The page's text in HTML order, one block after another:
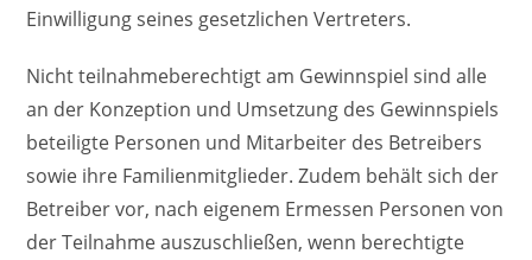
Einwilligung seines gesetzlichen Vertreters.
Nicht teilnahmeberechtigt am Gewinnspiel sind alle
an der Konzeption und Umsetzung des Gewinnspiels
beteiligte Personen und Mitarbeiter des Betreibers
sowie ihre Familienmitglieder. Zudem behält sich der
Betreiber vor, nach eigenem Ermessen Personen von
der Teilnahme auszuschließen, wenn berechtigte